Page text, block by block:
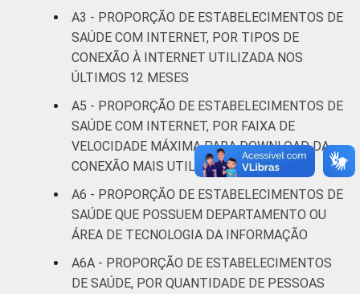
coletados entre novembro de 2015 e abril de
2016.
A3 - PROPORÇÃO DE ESTABELECIMENTOS DE
SAÚDE COM INTERNET, POR TIPOS DE
CONEXÃO À INTERNET UTILIZADA NOS
ÚLTIMOS 12 MESES
A5 - PROPORÇÃO DE ESTABELECIMENTOS DE
SAÚDE COM INTERNET, POR FAIXA DE
VELOCIDADE MÁXIMA PARA DOWNLOAD DA
CONEXÃO MAIS UTILIZADA
A6 - PROPORÇÃO DE ESTABELECIMENTOS DE
SAÚDE QUE POSSUEM DEPARTAMENTO OU
ÁREA DE TECNOLOGIA DA INFORMAÇÃO
A6A - PROPORÇÃO DE ESTABELECIMENTOS
DE SAÚDE, POR QUANTIDADE DE PESSOAS